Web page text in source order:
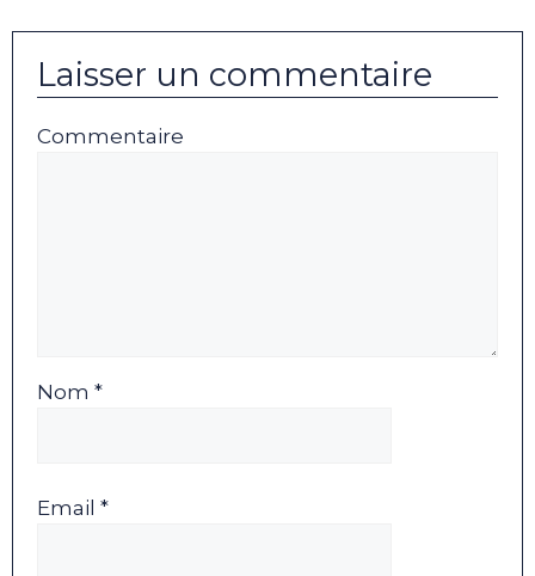
Laisser un commentaire
Commentaire
Nom *
Email *